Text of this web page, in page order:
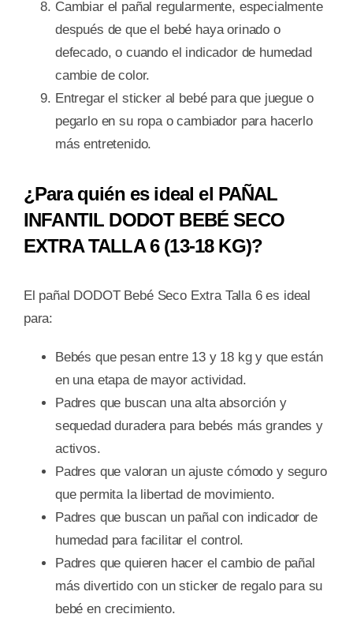
Cambiar el pañal regularmente, especialmente
después de que el bebé haya orinado o
defecado, o cuando el indicador de humedad
cambie de color.
Entregar el sticker al bebé para que juegue o
pegarlo en su ropa o cambiador para hacerlo
más entretenido.
¿Para quién es ideal el PAÑAL
INFANTIL DODOT BEBÉ SECO
EXTRA TALLA 6 (13-18 KG)?
El pañal DODOT Bebé Seco Extra Talla 6 es ideal
para:
Bebés que pesan entre 13 y 18 kg y que están
en una etapa de mayor actividad.
Padres que buscan una alta absorción y
sequedad duradera para bebés más grandes y
activos.
Padres que valoran un ajuste cómodo y seguro
que permita la libertad de movimiento.
Padres que buscan un pañal con indicador de
humedad para facilitar el control.
Padres que quieren hacer el cambio de pañal
más divertido con un sticker de regalo para su
bebé en crecimiento.